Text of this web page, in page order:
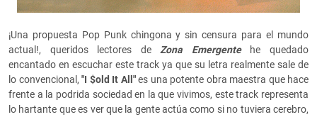
¡Una propuesta Pop Punk chingona y sin censura para el mundo
actual!, queridos lectores deZona Emergente he quedado
encantado en escuchar este track ya que su letra realmente sale de
lo convencional, "I $old It All"es una potente obra maestra que hace
frente a la podrida sociedad en la que vivimos, este track representa
lo hartante que es ver que la gente actúa como si no tuviera cerebro,